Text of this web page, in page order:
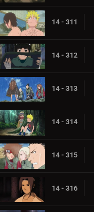
14 - 311
14 - 312
14 - 313
14 - 314
14 - 315
14 - 316